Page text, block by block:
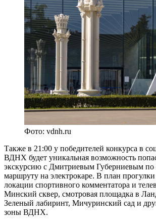
Фото: vdnh.ru
Также в 21:00 у победителей конкурса в
ВДНХ будет уникальная возможность
экскурсию с Дмитриевым Губерниевым по
маршруту на электрокаре. В план
локации спортивного комментатора и
Минский сквер, смотровая площадка в
Зеленый лабиринт, Мичуринский сад и
зоны ВДНХ.